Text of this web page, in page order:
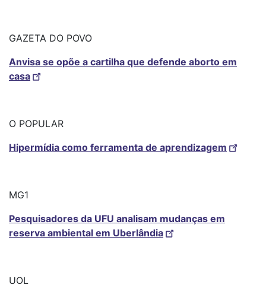
GAZETA DO POVO
Anvisa se opõe a cartilha que defende aborto em
casa
O POPULAR
Hipermídia como ferramenta de aprendizagem
MG1
Pesquisadores da UFU analisam mudanças em
reserva ambiental em Uberlândia
UOL